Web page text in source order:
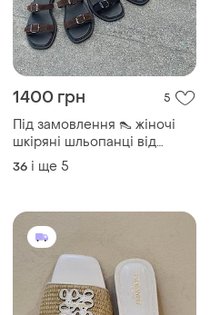
1400 грн 5
Під замовлення 👠 жіночі
шкіряні шльопанці від
виробника
36 і ще 5